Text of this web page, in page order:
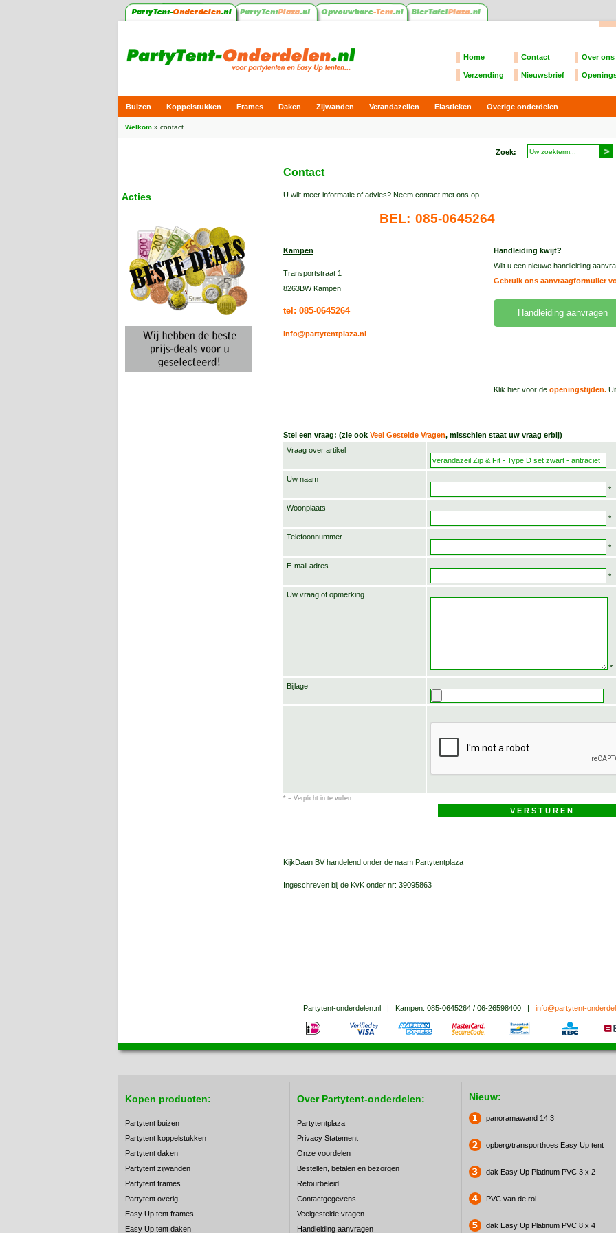
Home Contact Over ons
Verzending Nieuwsbrief
Buizen Koppelstukken Frames Daken Zijwanden Verandazeilen Elastieken Overige onderdelen
Welkom » contact
Zoek:
Acties
Contact
U wilt meer informatie of advies? Neem contact met ons op.
BEL: 085-0645264
Kampen
Transportstraat 1
8263BW Kampen
tel: 085-0645264
info@partytentplaza.nl
Handleiding kwijt?
Wilt u een nieuwe handleiding
Gebruik ons aanvraagformulier
Handleiding aanvragen
Klik hier voor de openingstijden.
Stel een vraag: (zie ook Veel Gestelde Vragen, misschien staat uw vraag erbij)
Vraag over artikel
Uw naam
*
Woonplaats
*
Telefoonnummer
*
E-mail adres
*
Uw vraag of opmerking
*
Bijlage
* = Verplicht in te vullen
KijkDaan BV handelend onder de naam Partytentplaza
Ingeschreven bij de KvK onder nr: 39095863
Partytent-onderdelen.nl| Kampen: 085-0645264 / 06-26598400| info@partytent-
Kopen producten:
Partytent buizen
Partytent koppelstukken
Partytent daken
Partytent zijwanden
Partytent frames
Partytent overig
Easy Up tent frames
Easy Up tent daken
Over Partytent-onderdelen:
Partytentplaza
Privacy Statement
Onze voordelen
Bestellen, betalen en bezorgen
Retourbeleid
Contactgegevens
Veelgestelde vragen
Handleiding aanvragen
Nieuw:
panoramawand 14.3
opberg/transporthoes Easy Up tent
dak Easy Up Platinum PVC 3 x 2
PVC van de rol
dak Easy Up Platinum PVC 8 x 4